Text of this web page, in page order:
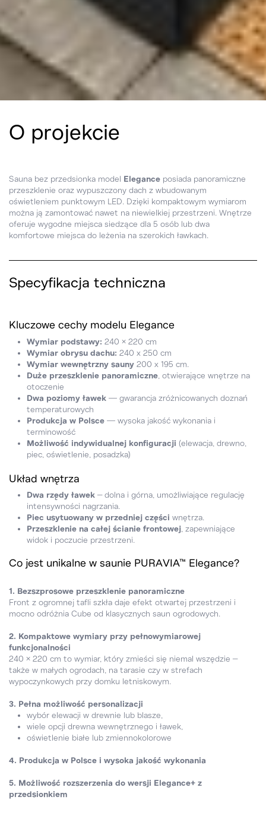
O projekcie
Sauna bez przedsionka model Elegance posiada panoramiczne
przeszklenie oraz wypuszczony dach z wbudowanym
oświetleniem punktowym LED. Dzięki kompaktowym wymiarom
można ją zamontować nawet na niewielkiej przestrzeni. Wnętrze
oferuje wygodne miejsca siedzące dla 5 osób lub dwa
komfortowe miejsca do leżenia na szerokich ławkach.
Specyfikacja techniczna
Kluczowe cechy modelu Elegance‍
Wymiar podstawy: 240 × 220 cm
Wymiar obrysu dachu: 240 x 250 cm
Wymiar wewnętrzny sauny 200 x 195 cm.
Duże przeszklenie panoramiczne, otwierające wnętrze na
otoczenie
Dwa poziomy ławek — gwarancja zróżnicowanych doznań
temperaturowych
Produkcja w Polsce — wysoka jakość wykonania i
terminowość
Możliwość indywidualnej konfiguracji (elewacja, drewno,
piec, oświetlenie, posadzka)
Układ wnętrza
Dwa rzędy ławek – dolna i górna, umożliwiające regulację
intensywności nagrzania.
Piec usytuowany w przedniej części wnętrza.
Przeszklenie na całej ścianie frontowej, zapewniające
widok i poczucie przestrzeni.
Co jest unikalne w saunie PURAVIA™ Elegance?
1. Bezszprosowe przeszklenie panoramiczne
Front z ogromnej tafli szkła daje efekt otwartej przestrzeni i
mocno odróżnia Cube od klasycznych saun ogrodowych.
2. Kompaktowe wymiary przy pełnowymiarowej
funkcjonalności
240 × 220 cm to wymiar, który zmieści się niemal wszędzie –
także w małych ogrodach, na tarasie czy w strefach
wypoczynkowych przy domku letniskowym.
3. Pełna możliwość personalizacji
wybór elewacji w drewnie lub blasze,
wiele opcji drewna wewnętrznego i ławek,
oświetlenie białe lub zmiennokolorowe
4. Produkcja w Polsce i wysoka jakość wykonania
5. Możliwość rozszerzenia do wersji Elegance+ z
przedsionkiem